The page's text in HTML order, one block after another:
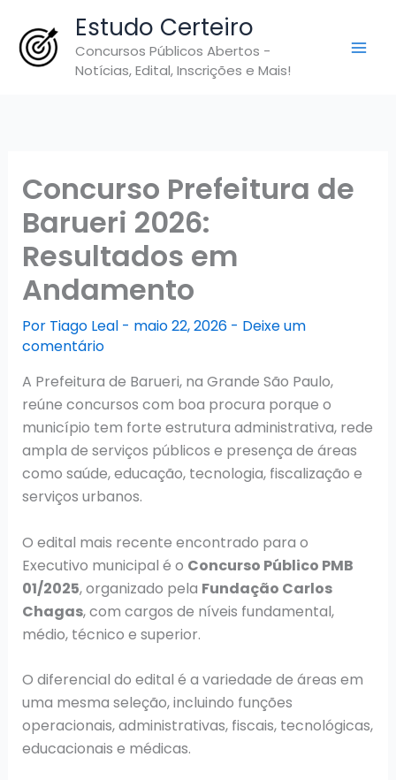
para
Estudo Certeiro
Concursos Públicos Abertos -
Notícias, Edital, Inscrições e Mais!
Concurso Prefeitura de
Barueri 2026:
Resultados em
Andamento
Por Tiago Leal - maio 22, 2026 - Deixe um
comentário
A Prefeitura de Barueri, na Grande São Paulo,
reúne concursos com boa procura porque o
município tem forte estrutura administrativa, rede
ampla de serviços públicos e presença de áreas
como saúde, educação, tecnologia, fiscalização e
serviços urbanos.
O edital mais recente encontrado para o
Executivo municipal é o Concurso Público PMB
01/2025, organizado pela Fundação Carlos
Chagas, com cargos de níveis fundamental,
médio, técnico e superior.
O diferencial do edital é a variedade de áreas em
uma mesma seleção, incluindo funções
operacionais, administrativas, fiscais, tecnológicas,
educacionais e médicas.